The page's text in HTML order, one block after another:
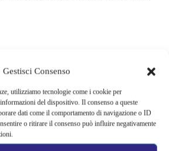
Gestisci Consenso
utilizziamo tecnologie come i cookie per
del dispositivo. Il consenso a queste
dati come il comportamento di navigazione o ID
o ritirare il consenso può influire negativamente